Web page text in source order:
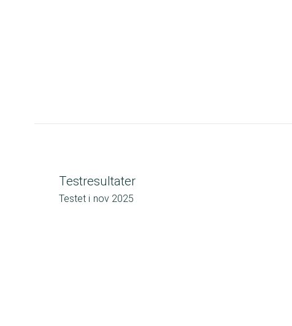
Testresultater
Testet i nov 2025